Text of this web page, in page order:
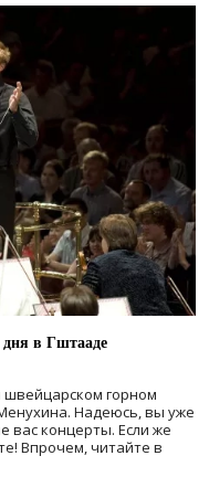
в Гштааде
швейцарском горном
Надеюсь, вы уже
вас концерты. Если же
Впрочем, читайте в